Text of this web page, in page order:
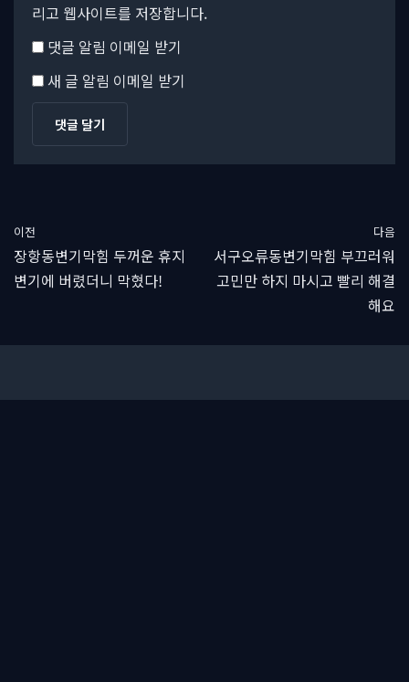
리고 웹사이트를 저장합니다.
댓글 알림 이메일 받기
새 글 알림 이메일 받기
이전
장항동변기막힘 두꺼운 휴지
변기에 버렸더니 막혔다!
다음
서구오류동변기막힘 부끄러워
고민만 하지 마시고 빨리 해결
해요